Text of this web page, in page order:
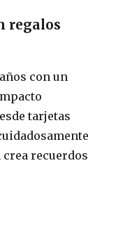
regalos
con un
tarjetas
recuerdos